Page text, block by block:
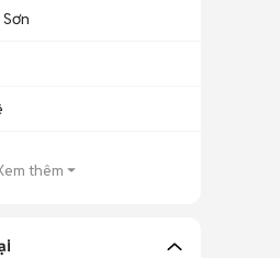
thêm